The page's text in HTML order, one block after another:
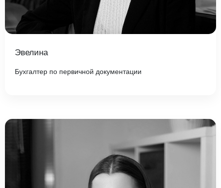
Эвелина
Бухгалтер по первичной документации